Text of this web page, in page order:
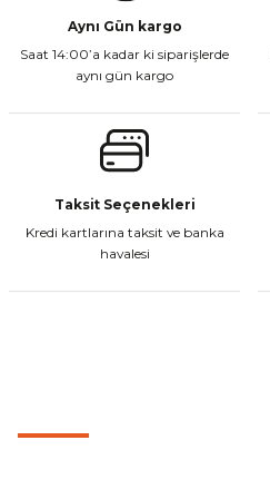
Gönder
CF Moto 450MT Sol Kumanda
₺ 2.800,00
Sepete Ekle
Aynı Gün kargo
Saat 14:00’a kadar ki siparişlerde
aynı gün kargo
Taksit Seçenekleri
Kredi kartlarına taksit ve banka
havalesi